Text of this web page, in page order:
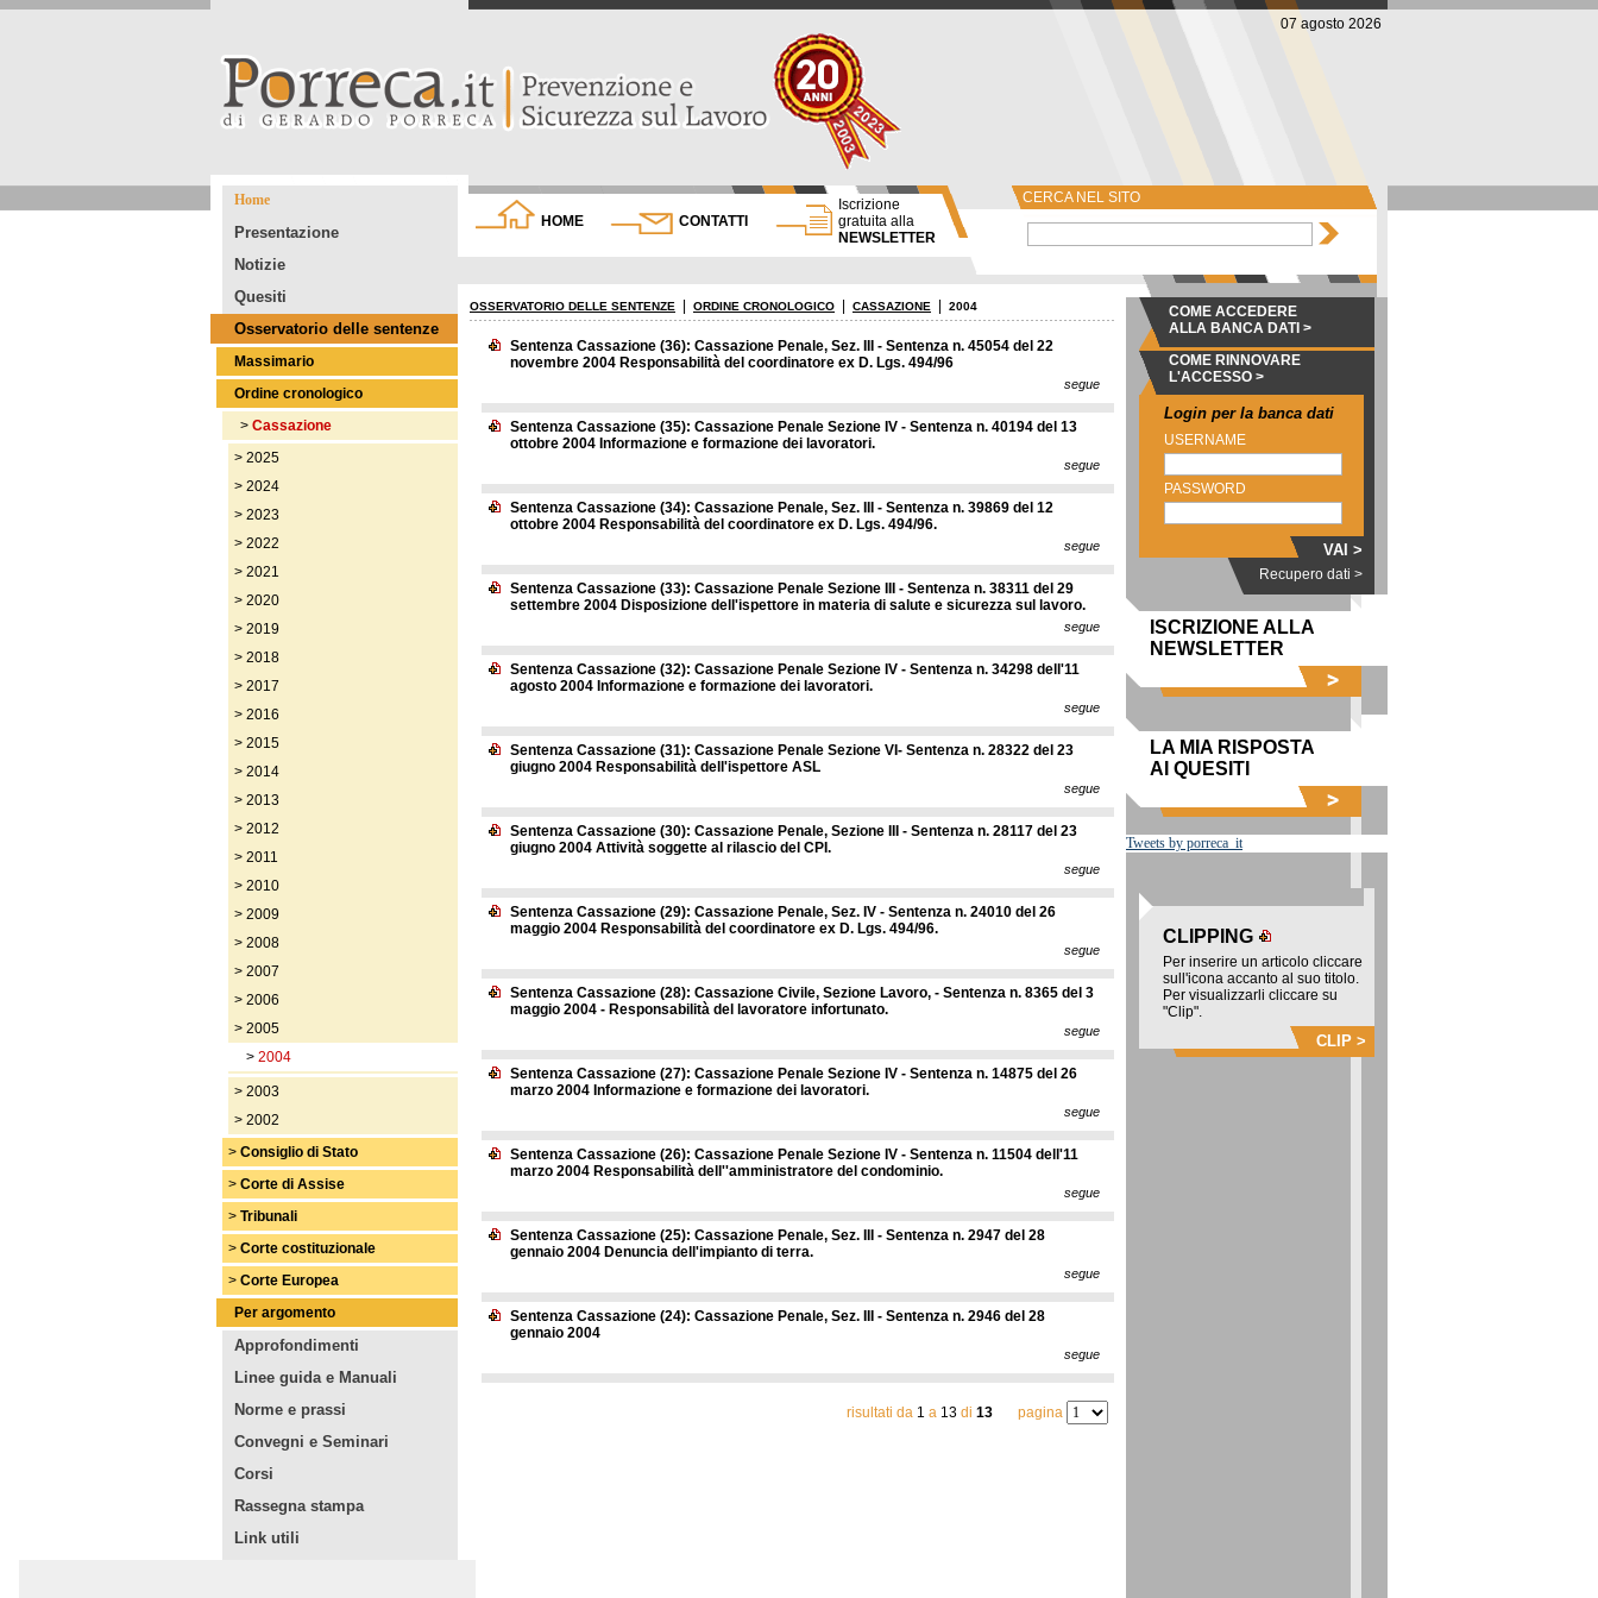
07 agosto 2026
Home
Presentazione
Notizie
Quesiti
Osservatorio delle sentenze
Massimario
Ordine cronologico
> Cassazione
> 2025
> 2024
> 2023
> 2022
> 2021
> 2020
> 2019
> 2018
> 2017
> 2016
> 2015
> 2014
> 2013
> 2012
> 2011
> 2010
> 2009
> 2008
> 2007
> 2006
> 2005
> 2004
> 2003
> 2002
> Consiglio di Stato
> Corte di Assise
> Tribunali
> Corte costituzionale
> Corte Europea
Per argomento
Approfondimenti
Linee guida e Manuali
Norme e prassi
Convegni e Seminari
Corsi
Rassegna stampa
Link utili
HOME CONTATTI
Iscrizione
gratuita alla
NEWSLETTER
CERCA NEL SITO
OSSERVATORIO DELLE SENTENZE ORDINE CRONOLOGICO CASSAZIONE 2004
Sentenza Cassazione (36): Cassazione Penale, Sez. III - Sentenza n. 45054 del 22
novembre 2004 Responsabilità del coordinatore ex D. Lgs. 494/96
segue
Sentenza Cassazione (35): Cassazione Penale Sezione IV - Sentenza n. 40194 del 13
ottobre 2004 Informazione e formazione dei lavoratori.
segue
Sentenza Cassazione (34): Cassazione Penale, Sez. III - Sentenza n. 39869 del 12
ottobre 2004 Responsabilità del coordinatore ex D. Lgs. 494/96.
segue
Sentenza Cassazione (33): Cassazione Penale Sezione III - Sentenza n. 38311 del 29
settembre 2004 Disposizione dell'ispettore in materia di salute e sicurezza sul lavoro.
segue
Sentenza Cassazione (32): Cassazione Penale Sezione IV - Sentenza n. 34298 dell'11
agosto 2004 Informazione e formazione dei lavoratori.
segue
Sentenza Cassazione (31): Cassazione Penale Sezione VI- Sentenza n. 28322 del 23
giugno 2004 Responsabilità dell'ispettore ASL
segue
Sentenza Cassazione (30): Cassazione Penale, Sezione III - Sentenza n. 28117 del 23
giugno 2004 Attività soggette al rilascio del CPI.
segue
Sentenza Cassazione (29): Cassazione Penale, Sez. IV - Sentenza n. 24010 del 26
maggio 2004 Responsabilità del coordinatore ex D. Lgs. 494/96.
segue
Sentenza Cassazione (28): Cassazione Civile, Sezione Lavoro, - Sentenza n. 8365 del 3
maggio 2004 - Responsabilità del lavoratore infortunato.
segue
Sentenza Cassazione (27): Cassazione Penale Sezione IV - Sentenza n. 14875 del 26
marzo 2004 Informazione e formazione dei lavoratori.
segue
Sentenza Cassazione (26): Cassazione Penale Sezione IV - Sentenza n. 11504 dell'11
marzo 2004 Responsabilità dell''amministratore del condominio.
segue
Sentenza Cassazione (25): Cassazione Penale, Sez. III - Sentenza n. 2947 del 28
gennaio 2004 Denuncia dell'impianto di terra.
segue
Sentenza Cassazione (24): Cassazione Penale, Sez. III - Sentenza n. 2946 del 28
gennaio 2004
segue
risultati da 1 a 13 di 13 pagina
COME ACCEDERE
ALLA BANCA DATI >
COME RINNOVARE
L'ACCESSO >
Login per la banca dati
USERNAME
PASSWORD
VAI >
Recupero dati >
ISCRIZIONE ALLA
NEWSLETTER
LA MIA RISPOSTA
AI QUESITI
Tweets by porreca_it
CLIPPING
Per inserire un articolo cliccare
sull'icona accanto al suo titolo.
Per visualizzarli cliccare su
"Clip".
CLIP >